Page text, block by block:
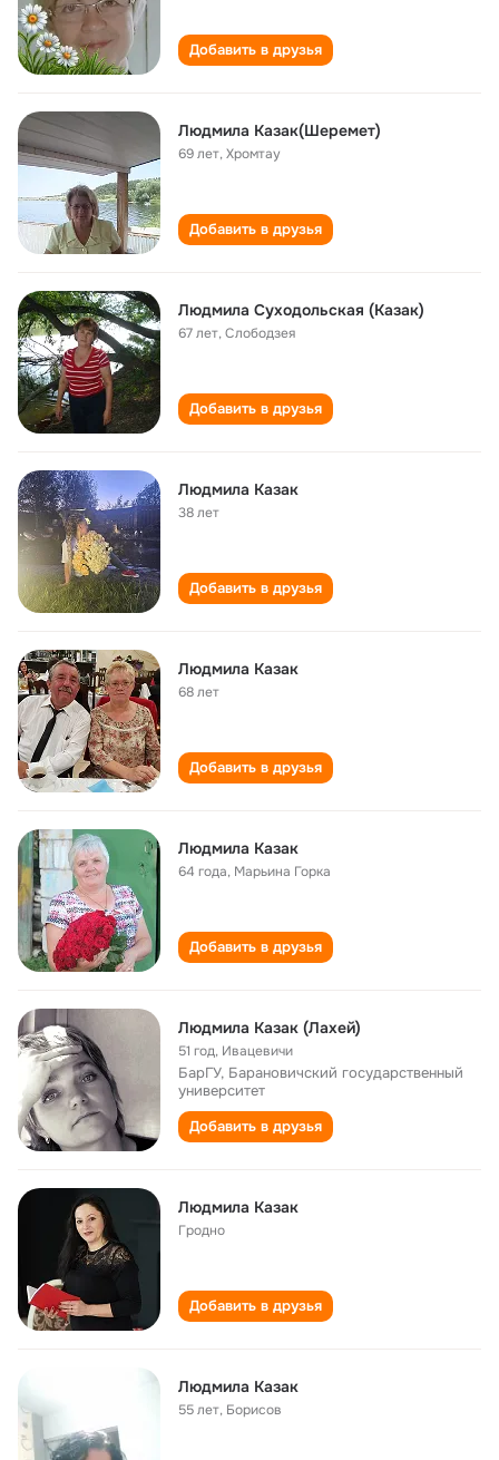
Добавить в друзья
Людмила Казак(Шеремет)
69 лет,Хромтау
Добавить в друзья
Людмила Суходольская (Казак)
67 лет,Слободзея
Добавить в друзья
Людмила Казак
38 лет
Добавить в друзья
Людмила Казак
68 лет
Добавить в друзья
Людмила Казак
64 года, Марьина Горка
Добавить в друзья
Людмила Казак (Лахей)
51 год, Ивацевичи
БарГУ, Барановичский государственный
университет
Добавить в друзья
Людмила Казак
Гродно
Добавить в друзья
Людмила Казак
55 лет, Борисов